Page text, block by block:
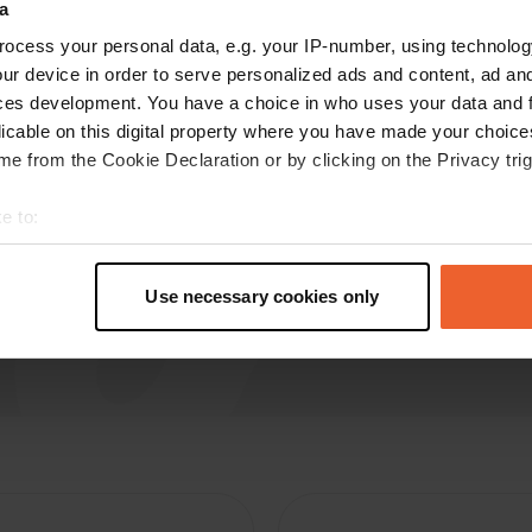
your personal data, e.g. your IP-number, using
device in order to serve personalized ads and content, ad
development. You have a choice in who uses your data and
on this digital property where you have made your
from the Cookie Declaration or by clicking on the Privacy
to:
geographical location which can be accurate to within
personal data is processed and set your preferences in the
Use necessary cookies only
Magnifique camping, calme, on peut y faire de la
randonnée et du vélo.
Traduit par GoogleAfficher l'original